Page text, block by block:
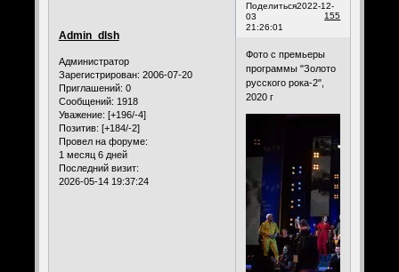
Поделиться
155
2022-12-
03
21:26:01
Admin_dlsh
Администратор
Зарегистрирован: 2006-07-20
Приглашений: 0
Сообщений: 1918
Уважение: [+196/-4]
Позитив: [+184/-2]
Провел на форуме:
1 месяц 6 дней
Последний визит:
2026-05-14 19:37:24
Фото с премьеры
программы "Золото
русского рока-2",
2020 г